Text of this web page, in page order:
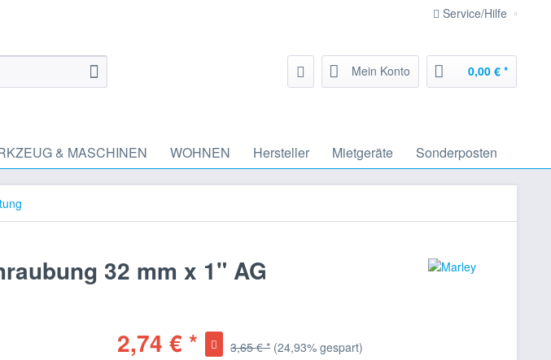
Service/Hilfe
Mein Konto 0,00 € *
& MASCHINEN WOHNEN Hersteller Mietgeräte Sonderposten
32 mm x 1" AG
2,74 € * 3,65 € * (24,93% gespart)